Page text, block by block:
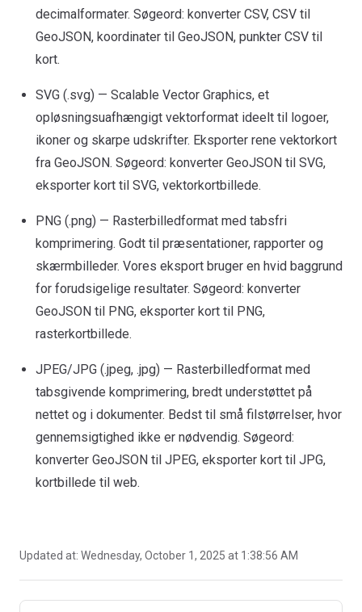
decimalformater. Søgeord: konverter CSV, CSV til
GeoJSON, koordinater til GeoJSON, punkter CSV til
kort.
SVG (.svg) — Scalable Vector Graphics, et
opløsningsuafhængigt vektorformat ideelt til logoer,
ikoner og skarpe udskrifter. Eksporter rene vektorkort
fra GeoJSON. Søgeord: konverter GeoJSON til SVG,
eksporter kort til SVG, vektorkortbillede.
PNG (.png) — Rasterbilledformat med tabsfri
komprimering. Godt til præsentationer, rapporter og
skærmbilleder. Vores eksport bruger en hvid baggrund
for forudsigelige resultater. Søgeord: konverter
GeoJSON til PNG, eksporter kort til PNG,
rasterkortbillede.
JPEG/JPG (.jpeg, .jpg) — Rasterbilledformat med
tabsgivende komprimering, bredt understøttet på
nettet og i dokumenter. Bedst til små filstørrelser, hvor
gennemsigtighed ikke er nødvendig. Søgeord:
konverter GeoJSON til JPEG, eksporter kort til JPG,
kortbillede til web.
Updated at: Wednesday, October 1, 2025 at 1:38:56 AM